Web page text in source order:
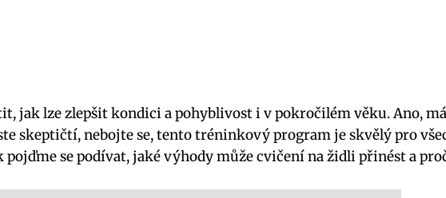
jak lze zlepšit kondici a pohyblivost i v pokročilém věku. Ano,
skeptičtí, nebojte se, tento tréninkový program je skvělý pro
se podívat, jaké výhody může cvičení na židli přinést a